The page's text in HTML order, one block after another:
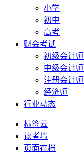
小学
初中
高考
财会考试
初级会计师
中级会计师
注册会计师
经济师
行业动态
标签云
读者墙
页面存档